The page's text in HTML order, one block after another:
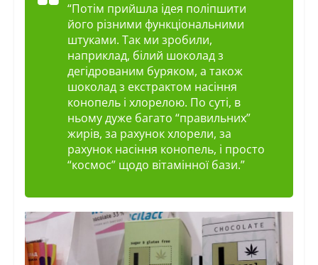
“Потім прийшла ідея поліпшити
його різними функціональними
штуками. Так ми зробили,
наприклад, білий шоколад з
дегідрованим буряком, а також
шоколад з екстрактом насіння
конопель і хлорелою. По суті, в
ньому дуже багато “правильних”
жирів, за рахунок хлорели, за
рахунок насіння конопель, і просто
“космос” щодо вітамінної бази.”